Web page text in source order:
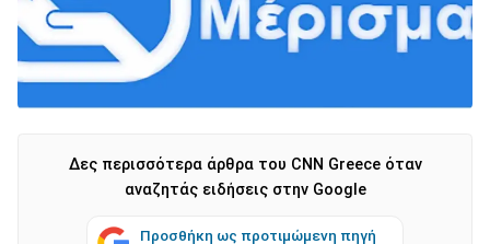
Δες περισσότερα άρθρα του CNN Greece όταν
αναζητάς ειδήσεις στην Google
Προσθήκη ως προτιμώμενη πηγή